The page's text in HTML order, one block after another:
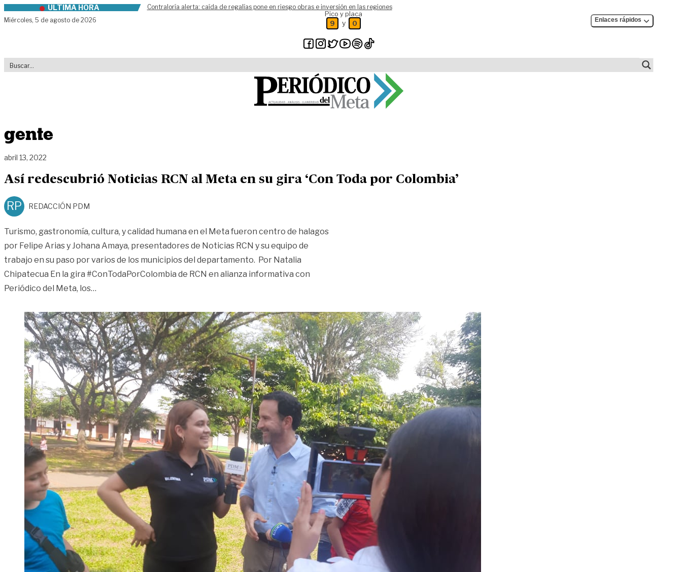
Skip to contentÚLTIMA HORA
Contraloría alerta: caída de regalías pone en riesgo obras e inversión en las regiones
Miércoles, 5 de agosto de 2026
Pico y placa
9 y 0 Enlaces rápidos
gente
abril 13, 2022
Así redescubrió Noticias RCN al Meta en su gira ‘Con Toda por Colombia’
RP REDACCIÓN PDM
Turismo, gastronomía, cultura, y calidad humana en el Meta fueron centro de halagos
por Felipe Arias y Johana Amaya, presentadores de Noticias RCN y su equipo de
trabajo en su paso por varios de los municipios del departamento. Por Natalia
Chipatecua En la gira #ConTodaPorColombia de RCN en alianza informativa con
Periódico del Meta, los…